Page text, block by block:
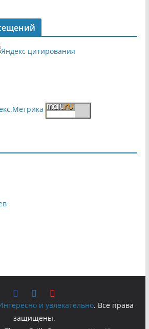
и увлекательно. Все права
защищены.